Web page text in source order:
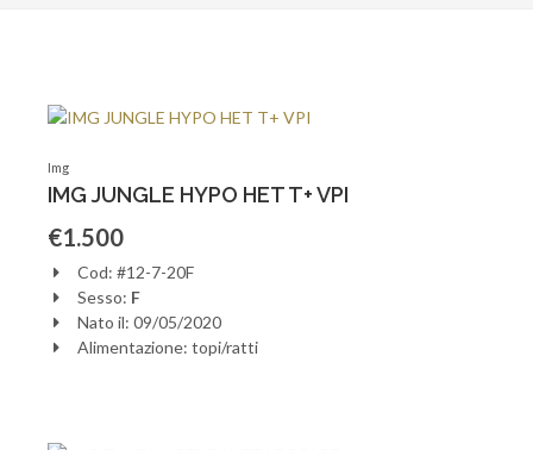
Img
IMG JUNGLE HYPO HET T+ VPI
€1.500
Cod: #12-7-20F
Sesso: F
Nato il: 09/05/2020
Alimentazione: topi/ratti